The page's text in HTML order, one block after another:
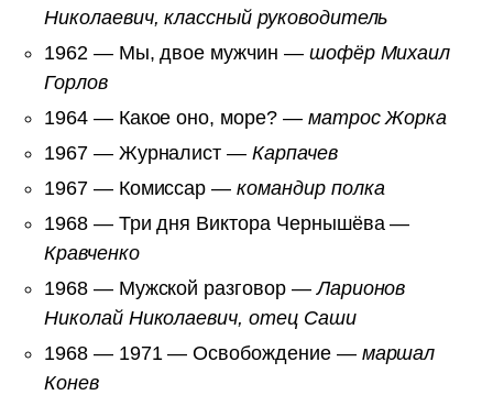
Николаевич, классный руководитель
1962 — Мы, двое мужчин — шофёр Михаил
Горлов
1964 — Какое оно, море? — матрос Жорка
1967 — Журналист —Карпачев
1967 — Комиссар —командир полка
1968 — Три дня Виктора Чернышёва —
Кравченко
1968 — Мужской разговор —Ларионов
Николай Николаевич, отец Саши
1968 — 1971 — Освобождение — маршал
Конев